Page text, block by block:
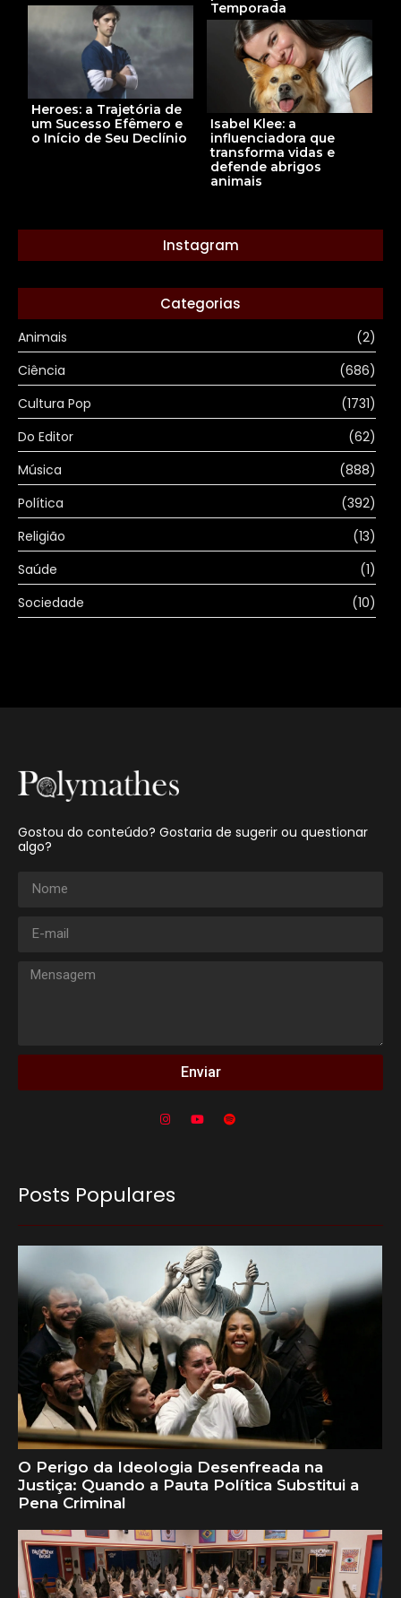
Temporada
Heroes: a Trajetória de
um Sucesso Efêmero e
o Início de Seu Declínio
Isabel Klee: a
influenciadora que
transforma vidas e
defende abrigos
animais
Instagram
Categorias
Animais
(2)
Ciência
(686)
Cultura Pop
(1731)
Do Editor
(62)
Música
(888)
Política
(392)
Religião
(13)
Saúde
(1)
Sociedade
(10)
Gostou do conteúdo? Gostaria de sugerir ou questionar
algo?
Enviar
Posts Populares
O Perigo da Ideologia Desenfreada na
Justiça: Quando a Pauta Política Substitui a
Pena Criminal